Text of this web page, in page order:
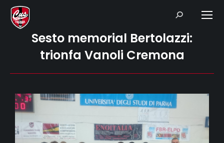
Search:
Sesto memorial Bertolazzi:
trionfa Vanoli Cremona